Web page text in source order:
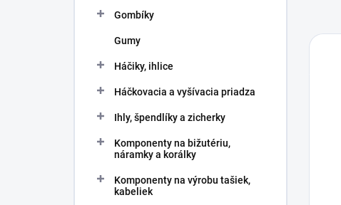
Gombíky
Gumy
Háčiky, ihlice
Háčkovacia a vyšívacia priadza
Ihly, špendlíky a zicherky
Komponenty na bižutériu,
náramky a korálky
Komponenty na výrobu tašiek,
kabeliek